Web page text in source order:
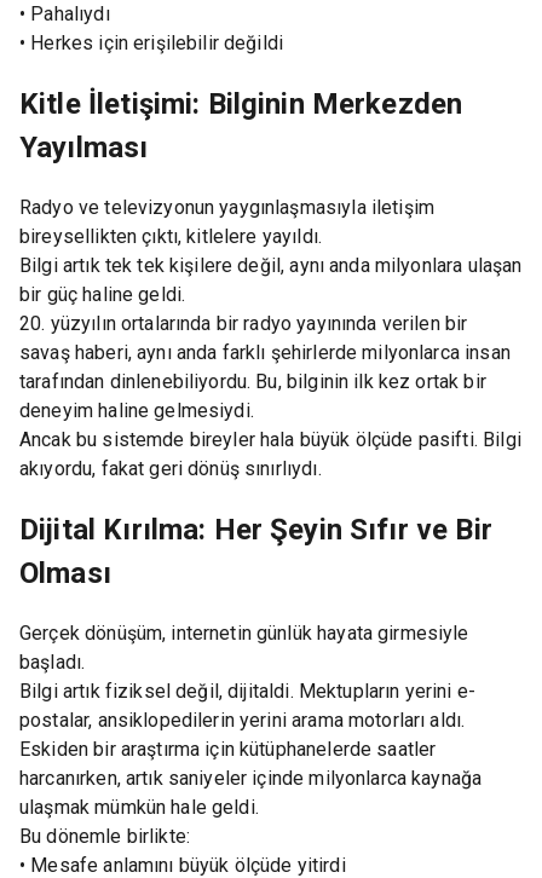
• Pahalıydı
• Herkes için erişilebilir değildi
Kitle İletişimi: Bilginin Merkezden
Yayılması
Radyo ve televizyonun yaygınlaşmasıyla iletişim
bireysellikten çıktı, kitlelere yayıldı.
Bilgi artık tek tek kişilere değil, aynı anda milyonlara ulaşan
bir güç haline geldi.
20. yüzyılın ortalarında bir radyo yayınında verilen bir
savaş haberi, aynı anda farklı şehirlerde milyonlarca insan
tarafından dinlenebiliyordu. Bu, bilginin ilk kez ortak bir
deneyim haline gelmesiydi.
Ancak bu sistemde bireyler hala büyük ölçüde pasifti. Bilgi
akıyordu, fakat geri dönüş sınırlıydı.
Dijital Kırılma: Her Şeyin Sıfır ve Bir
Olması
Gerçek dönüşüm, internetin günlük hayata girmesiyle
başladı.
Bilgi artık fiziksel değil, dijitaldi. Mektupların yerini e-
postalar, ansiklopedilerin yerini arama motorları aldı.
Eskiden bir araştırma için kütüphanelerde saatler
harcanırken, artık saniyeler içinde milyonlarca kaynağa
ulaşmak mümkün hale geldi.
Bu dönemle birlikte:
• Mesafe anlamını büyük ölçüde yitirdi